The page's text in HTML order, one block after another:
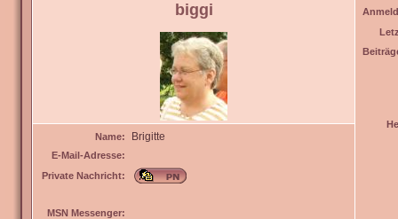
biggi
Name:
Brigitte
E-Mail-Adresse:
Private Nachricht:
MSN Messenger: